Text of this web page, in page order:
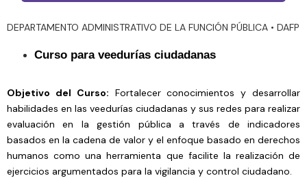
DEPARTAMENTO ADMINISTRATIVO DE LA FUNCIÓN PÚBLICA • DAFP
Curso para veedurías ciudadanas
Objetivo del Curso: Fortalecer conocimientos y desarrollar
habilidades en las veedurías ciudadanas y sus redes para realizar
evaluación en la gestión pública a través de indicadores
basados en la cadena de valor y el enfoque basado en derechos
humanos como una herramienta que facilite la realización de
ejercicios argumentados para la vigilancia y control ciudadano.